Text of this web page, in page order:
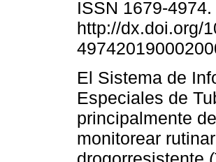
ISSN 1679-4974.
http://dx.doi.org/
El Sistema de
Especiales de
principalmente
monitorear